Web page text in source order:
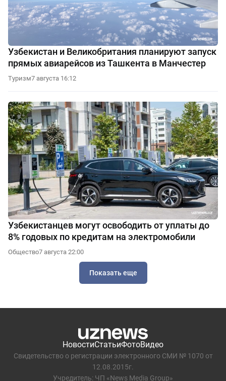
Узбекистан и Великобритания планируют запуск
прямых авиарейсов из Ташкента в Манчестер
Туризм7 августа 16:12
Узбекистанцев могут освободить от уплаты до
8% годовых по кредитам на электромобили
Общество7 августа 22:00
Показать еще
НовостиСтатьиФотоВидео
Свидетельство о регистрации электронного СМИ № 1070 от
12.08.2015г.
Учредитель: ЧП «News Media Group»